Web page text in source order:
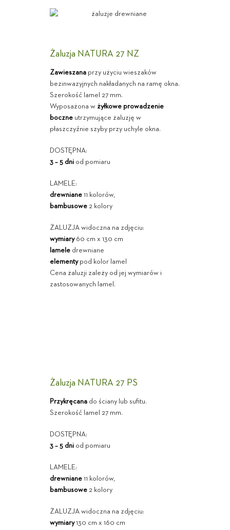
Żaluzja NATURA 27 NZ
Zawieszanaprzy użyciu wieszaków
bezinwazyjnych nakładanych na ramę okna.
Szerokość lamel 27 mm.
Wyposażona w żyłkowe prowadzenie
boczneutrzymujące żaluzję w
płaszczyźnie szyby przy uchyle okna.
DOSTĘPNA:
3 – 5 dniod pomiaru
LAMELE:
drewniane11 kolorów,
bambusowe2 kolory
ŻALUZJA widoczna na zdjęciu:
wymiary60 cm x 130 cm
lameledrewniane
elementypod kolor lamel
Cena żaluzji zależy od jej wymiarów i
zastosowanych lamel.
Żaluzja NATURA 27 PS
Przykręcanado ściany lub sufitu.
Szerokość lamel 27 mm.
DOSTĘPNA:
3 – 5 dniod pomiaru
LAMELE:
drewniane11 kolorów,
bambusowe2 kolory
ŻALUZJA widoczna na zdjęciu:
wymiary130 cm x 160 cm